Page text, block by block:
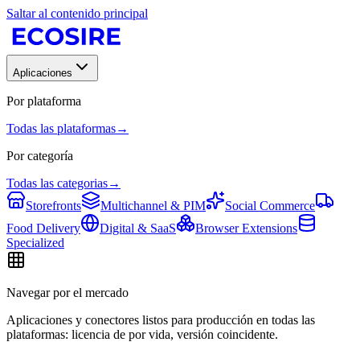
Saltar al contenido principal
Aplicaciones
Por plataforma
Todas las plataformas→
Por categoría
Todas las categorias→
Storefronts
Multichannel & PIM
Social Commerce
Food Delivery
Digital & SaaS
Browser Extensions
Specialized
Navegar por el mercado
Aplicaciones y conectores listos para producción en todas las
plataformas: licencia de por vida, versión coincidente.